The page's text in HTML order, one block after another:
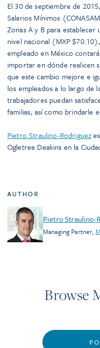
El 30 de septiembre de
Salarios Mínimos
Zonas A y B para
nivel nacional (MXP
empleado en México
importar en dónde realicen
que este cambio mejore e
los empleados a lo largo de
trabajadores puedan
familias, así como brindarle
Pietro Straulino-Rodriguez
Ogletree Deakins en la
AUTHOR
Pietro Straulino-
Managing Partner,
Browse